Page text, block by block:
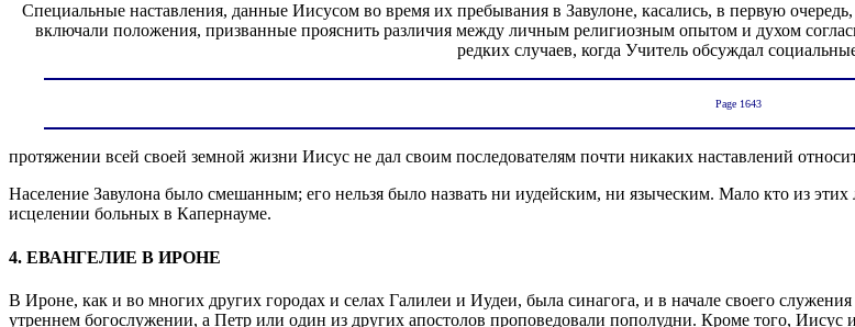
Специальные наставления, данные Иисусом во время их пребывания в Завулоне, касались, в первую
включали положения, призванные прояснить различия между личным религиозным опытом и духом
редких случаев, когда Учитель обсуждал
Page 1643
протяжении всей своей земной жизни Иисус не дал своим последователям почти никаких наставлений
Население Завулона было смешанным; его нельзя было назвать ни иудейским, ни языческим. Мало кто из
исцелении больных в Капернауме.
4. ЕВАНГЕЛИЕ В ИРОНЕ
В Ироне, как и во многих других городах и селах Галилеи и Иудеи, была синагога, и в начале своего
утреннем богослужении, а Петр или один из других апостолов проповедовали пополудни. Кроме того, Иисус